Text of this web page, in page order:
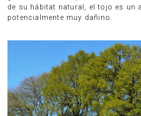
de su hábitat natural, el tojo es un
potencialmente muy dañino.